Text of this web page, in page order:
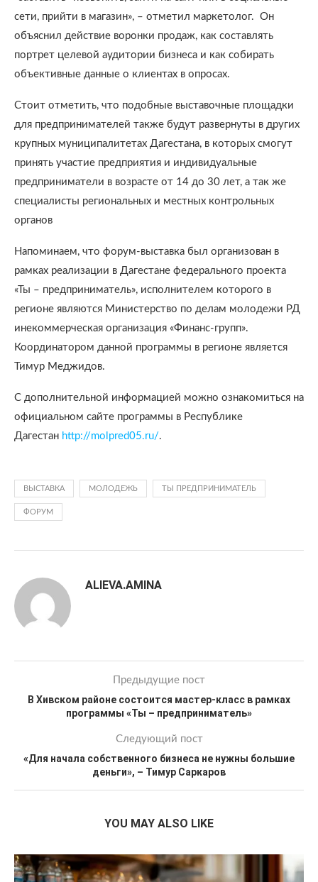
сети, прийти в магазин», – отметил маркетолог. Он
объяснил действие воронки продаж, как составлять
портрет целевой аудитории бизнеса и как собирать
объективные данные о клиентах в опросах.
Стоит отметить, что подобные выставочные площадки
для предпринимателей также будут развернуты в других
крупных муниципалитетах Дагестана, в которых смогут
принять участие предприятия и индивидуальные
предприниматели в возрасте от 14 до 30 лет, а так же
специалисты региональных и местных контрольных
органов
Напоминаем, что форум-выставка был организован в
рамках реализации в Дагестане федерального проекта
«Ты – предприниматель», исполнителем которого в
регионе являются Министерство по делам молодежи РД
инекоммерческая организация «Финанс-групп».
Координатором данной программы в регионе является
Тимур Меджидов.
С дополнительной информацией можно ознакомиться на
официальном сайте программы в Республике
Дагестан http://molpred05.ru/.
ВЫСТАВКА МОЛОДЕЖЬ ТЫ ПРЕДПРИНИМАТЕЛЬ
ФОРУМ
ALIEVA.AMINA
Предыдущие пост
В Хивском районе состоится мастер-класс в рамках
программы «Ты – предприниматель»
Следующий пост
«Для начала собственного бизнеса не нужны большие
деньги», – Тимур Саркаров
YOU MAY ALSO LIKE